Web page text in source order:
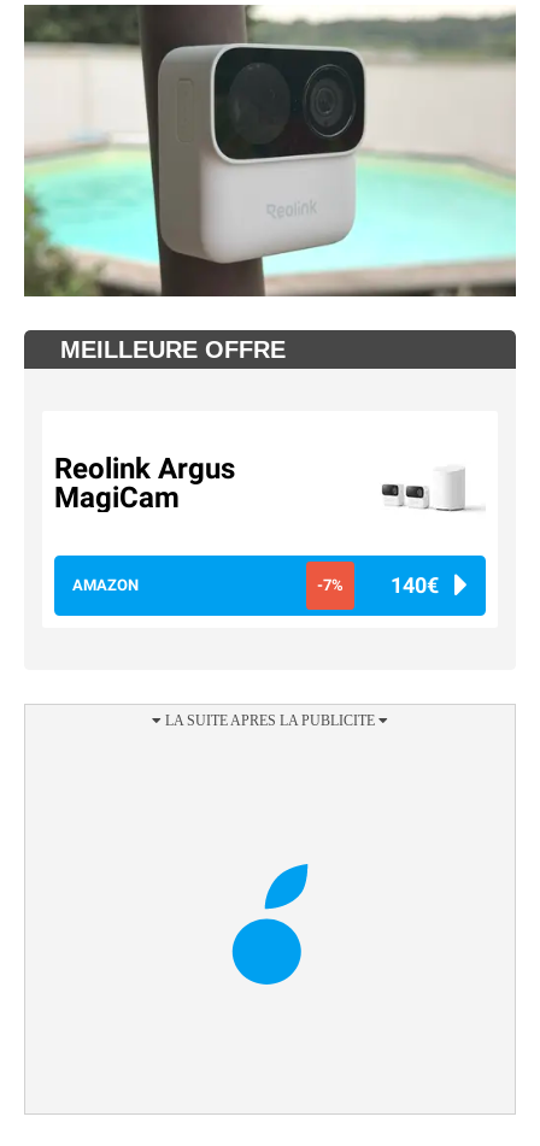
MEILLEURE OFFRE
Reolink Argus
MagiCam
AMAZON -7% 140€